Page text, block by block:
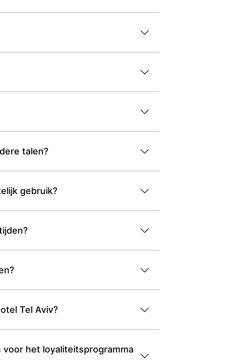
talen?
gebruik?
Tel Aviv?
voor het loyaliteitsprogramma